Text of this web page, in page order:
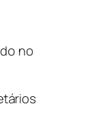
no